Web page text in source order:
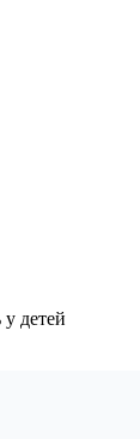
у детей